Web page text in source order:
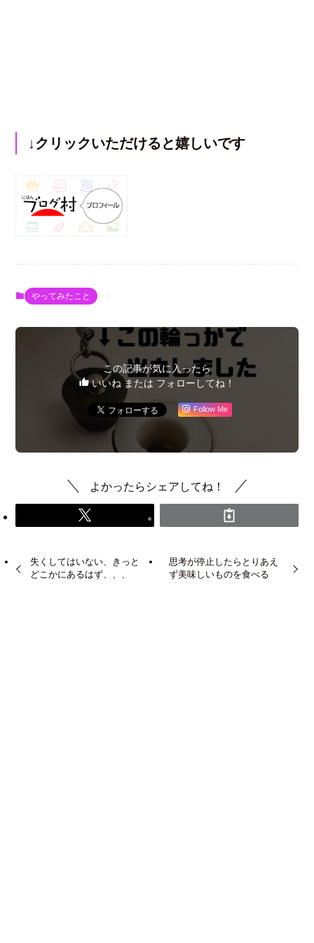
↓クリックいただけると嬉しいです
やってみたこと
この記事が気に入ったら
いいね または フォローしてね！
Follow Me
よかったらシェアしてね！
失くしてはいない、きっと
どこかにあるはず、、、
思考が停止したらとりあえ
ず美味しいものを食べる